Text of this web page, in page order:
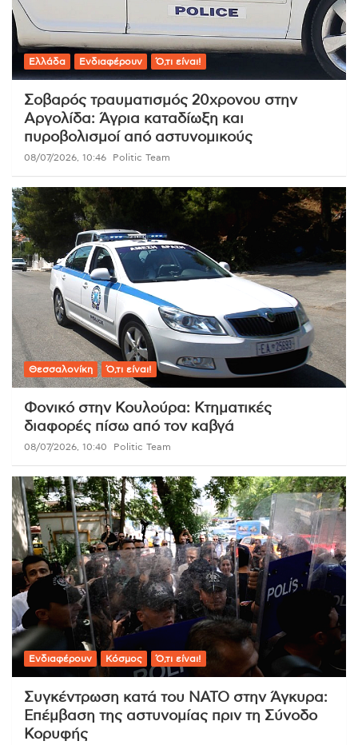
Ελλάδα Ενδιαφέρουν Ό,τι είναι!
Σοβαρός τραυματισμός 20χρονου στην
Αργολίδα: Άγρια καταδίωξη και
πυροβολισμοί από αστυνομικούς
08/07/2026, 10:46 Politic Team
Θεσσαλονίκη Ό,τι είναι!
Φονικό στην Κουλούρα: Κτηματικές
διαφορές πίσω από τον καβγά
08/07/2026, 10:40 Politic Team
Ενδιαφέρουν Κόσμος Ό,τι είναι!
Συγκέντρωση κατά του ΝΑΤΟ στην Άγκυρα:
Επέμβαση της αστυνομίας πριν τη Σύνοδο
Κορυφής